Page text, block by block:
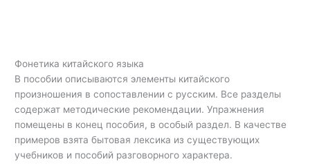
Фонетика китайского языка
В пособии описываются элементы китайского
произношения в сопоставлении с русским. Все разделы
содержат методические рекомендации. Упражнения
помещены в конец пособия, в особый раздел. В качестве
примеров взята бытовая лексика из существующих
учебников и пособий разговорного характера.